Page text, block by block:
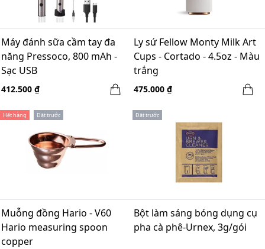
Máy đánh sữa cầm tay đa
năng Pressoco, 800 mAh -
Sạc USB
412.500 ₫
Ly sứ Fellow Monty Milk Art
Cups - Cortado - 4.5oz - Màu
trắng
475.000 ₫
Hết hàng Đặt trước
Muỗng đồng Hario - V60
Hario measuring spoon
copper
Đặt trước
Bột làm sáng bóng dụng cụ
pha cà phê-Urnex, 3g/gói